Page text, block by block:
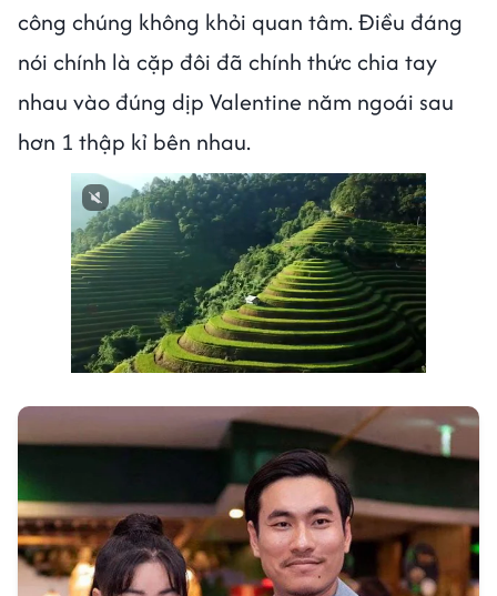
công chúng không khỏi quan tâm. Điều đáng
nói chính là cặp đôi đã chính thức chia tay
nhau vào đúng dịp Valentine năm ngoái sau
hơn 1 thập kỉ bên nhau.